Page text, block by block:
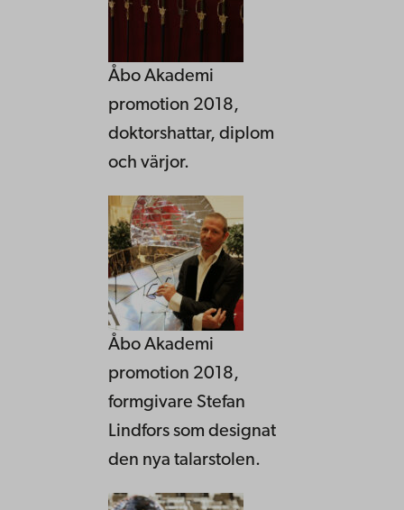
Åbo Akademi
promotion 2018,
doktorshattar, diplom
och värjor.
Åbo Akademi
promotion 2018,
formgivare Stefan
Lindfors som designat
den nya talarstolen.